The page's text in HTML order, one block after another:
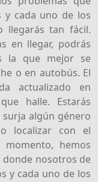
y cada uno de los
llegarás tan fácil.
en llegar, podrás
la que mejor se
o en autobús. El
actualizado en
halle. Estarás
algún género
localizar con el
hemos
nosotros de
y cada uno de los